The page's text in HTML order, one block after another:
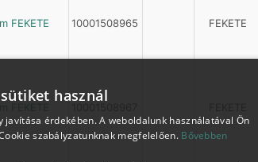
FEKETE 10001508965 FEKETE
FEKETE
használ
érdekében. A weboldalunk használatával Ön
szabályzatunknak megfelelően. Bővebben